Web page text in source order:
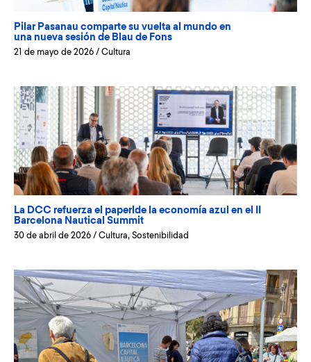
Pilar Pasanau comparte su vuelta al mundo en
una nueva sesión de Blau de Fons
21 de mayo de 2026 / Cultura
La DCC refuerza el paperlde la economía azul en el II
Barcelona Nautical Summit
30 de abril de 2026 / Cultura, Sostenibilidad